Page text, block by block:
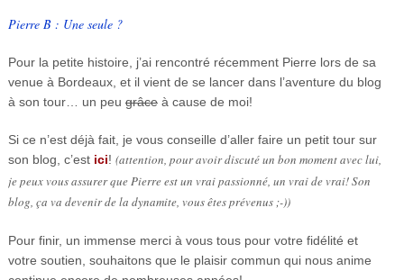
Pierre B : Une seule ?
Pour la petite histoire, j’ai rencontré récemment Pierre lors de sa
venue à Bordeaux, et il vient de se lancer dans l’aventure du blog
à son tour… un peu grâceà cause de moi!
Si ce n’est déjà fait, je vous conseille d’aller faire un petit tour sur
son blog, c’est ici! (attention, pour avoir discuté un bon moment avec lui,
je peux vous assurer que Pierre est un vrai passionné, un vrai de vrai! Son
blog, ça va devenir de la dynamite, vous êtes prévenus ;-))
Pour finir, un immense merci à vous tous pour votre fidélité et
votre soutien, souhaitons que le plaisir commun qui nous anime